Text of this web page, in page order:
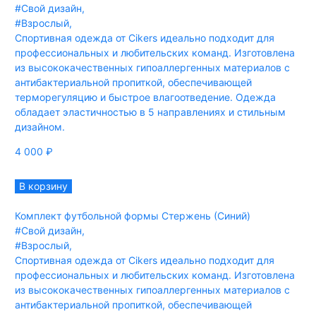
#Свой дизайн,
#Взрослый,
Спортивная одежда от Cikers идеально подходит для
профессиональных и любительских команд. Изготовлена
из высококачественных гипоаллергенных материалов с
антибактериальной пропиткой, обеспечивающей
терморегуляцию и быстрое влагоотведение. Одежда
обладает эластичностью в 5 направлениях и стильным
дизайном.
4 000 ₽
В корзину
Комплект футбольной формы Стержень (Синий)
#Свой дизайн,
#Взрослый,
Спортивная одежда от Cikers идеально подходит для
профессиональных и любительских команд. Изготовлена
из высококачественных гипоаллергенных материалов с
антибактериальной пропиткой, обеспечивающей